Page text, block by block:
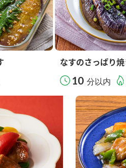
なすのさっぱり
10 分以内